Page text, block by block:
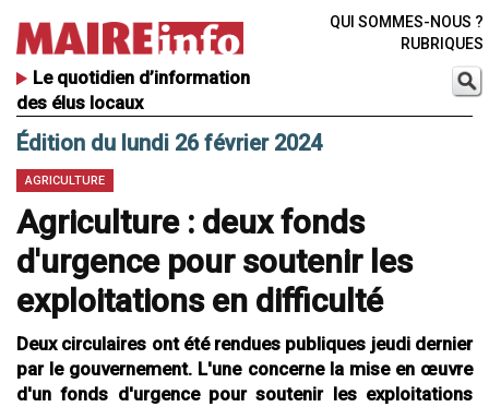
Le quotidien d’information
des élus locaux
QUI SOMMES-NOUS ?
RUBRIQUES
Édition du lundi 26 février 2024
AGRICULTURE
Agriculture : deux fonds
d'urgence pour soutenir les
exploitations en difficulté
Deux circulaires ont été rendues publiques jeudi dernier
par le gouvernement. L'une concerne la mise en œuvre
d'un fonds d'urgence pour soutenir les exploitations